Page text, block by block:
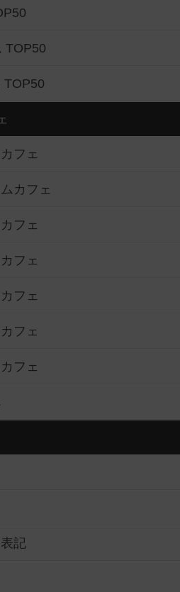
TOP50
TOP50
フェ
カフェ
フェ
フェ
フェ
フェ
フェ
記